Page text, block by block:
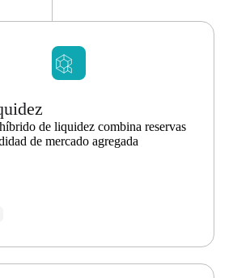
de liquidez combina reservas
de mercado agregada